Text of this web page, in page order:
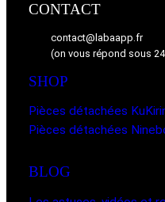
CONTACT
contact@labaapp.fr
(on vous répond sous
SHOP
Pièces détachées
Pièces détachées
BLOG